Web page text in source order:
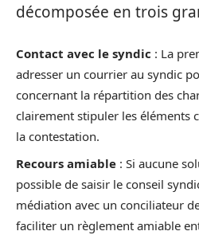
décomposée en trois
Contact avec le syndic : La
adresser un courrier au syndic
concernant la répartition des
clairement stipuler les éléments
la contestation.
Recours amiable : Si aucune
possible de saisir le conseil
médiation avec un conciliateur
faciliter un règlement amiable